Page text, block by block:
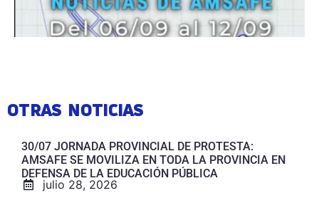
OTRAS NOTICIAS
30/07 JORNADA PROVINCIAL DE PROTESTA:
AMSAFE SE MOVILIZA EN TODA LA PROVINCIA EN
DEFENSA DE LA EDUCACIÓN PÚBLICA
julio 28, 2026